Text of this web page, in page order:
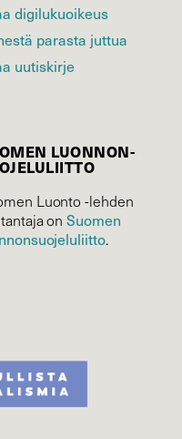
digilukuoikeus
parasta juttua
uutiskirje
LUONNON­
Luonto -lehden
onSuomen
.